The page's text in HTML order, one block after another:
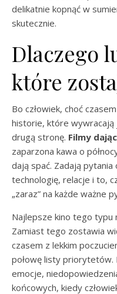
delikatnie kopnąć w
skutecznie.
Dlaczego
które
Bo człowiek, choć
historie, które
drugą stronę. Filmy
zaparzona kawa o
dają spać. Zadają pytania
technologię, relacje i to,
„zaraz” na każde ważne
Najlepsze kino tego typu
Zamiast tego zostawia
czasem z lekkim
połowę listy priorytetów.
emocje,
końcowych, kiedy